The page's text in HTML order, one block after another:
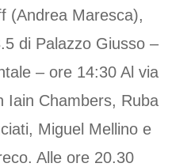
(Andrea Maresca),
di Palazzo Giusso –
– ore 14:30 Al via
Iain Chambers, Ruba
Miguel Mellino e
Alle ore 20.30